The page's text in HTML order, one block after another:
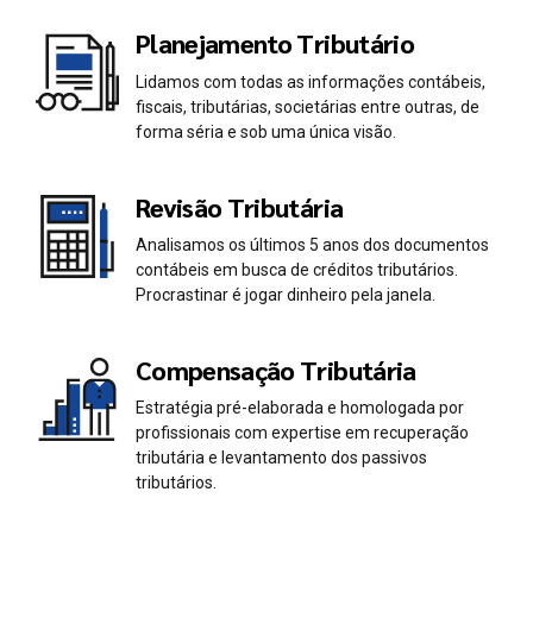
Planejamento Tributário
Lidamos com todas as informações contábeis,
fiscais, tributárias, societárias entre outras, de
forma séria e sob uma única visão.
Revisão Tributária
Analisamos os últimos 5 anos dos documentos
contábeis em busca de créditos tributários.
Procrastinar é jogar dinheiro pela janela.
Compensação Tributária
Estratégia pré-elaborada e homologada por
profissionais com expertise em recuperação
tributária e levantamento dos passivos
tributários.
0
1
2
3
4
5
6
0
1
2
3
4
5
6